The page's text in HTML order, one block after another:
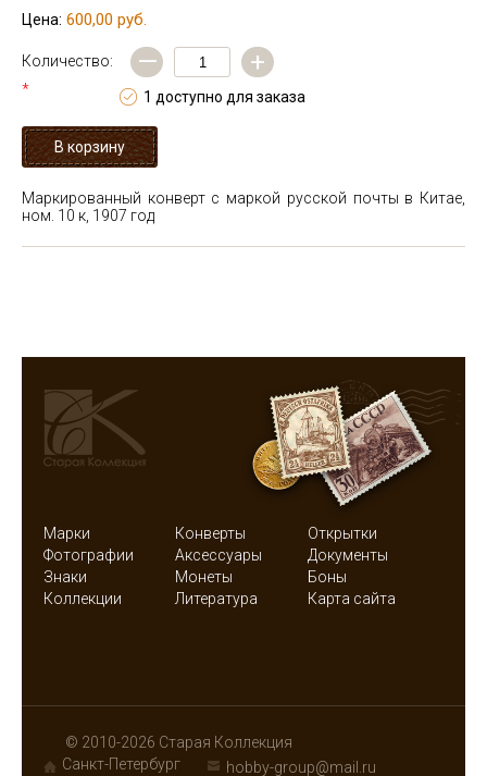
Цена: 600,00 руб.
Количество:
*
— +
1 доступно для заказа
Маркированный конверт с маркой русской почты в Китае,
ном. 10 к, 1907 год
Марки Конверты
Открытки
Фотографии
Аксессуары
Документы
Знаки
Монеты
Боны
Коллекции
Литература Карта сайта
© 2010-2026 Старая Коллекция
Санкт-Петербург
hobby-group@mail.ru